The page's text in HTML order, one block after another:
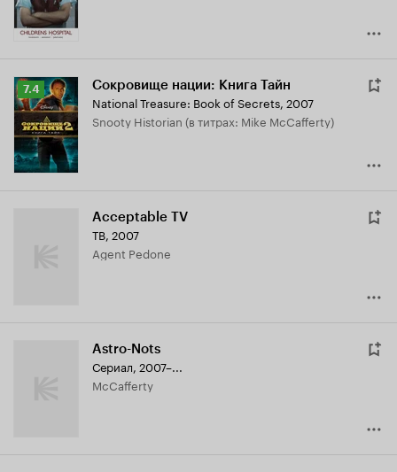
Рейтинг
Кинопоиска
7.4
7.4 Сокровище нации: Книга Тайн
National Treasure: Book of Secrets, 2007
Snooty Historian (в титрах: Mike McCafferty)
Acceptable TV
ТВ, 2007
Agent Pedone
Astro-Nots
Сериал, 2007–...
McCafferty